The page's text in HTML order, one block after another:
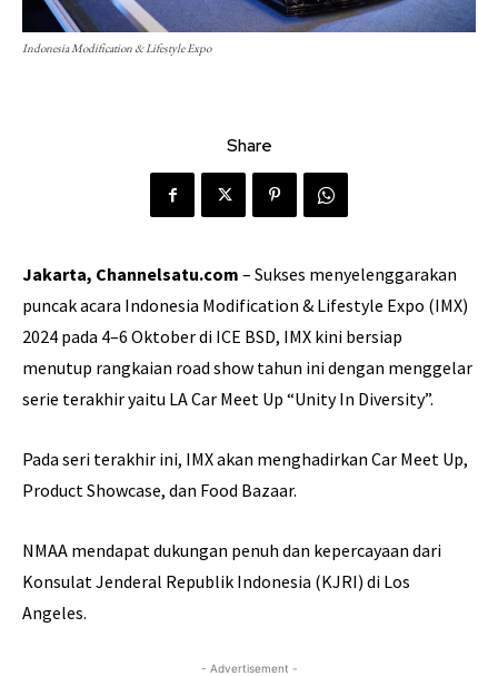
Indonesia Modification & Lifestyle Expo
Share
Jakarta, Channelsatu.com – Sukses menyelenggarakan
puncak acara Indonesia Modification & Lifestyle Expo (IMX)
2024 pada 4–6 Oktober di ICE BSD, IMX kini bersiap
menutup rangkaian road show tahun ini dengan menggelar
serie terakhir yaitu LA Car Meet Up “Unity In Diversity”.
Pada seri terakhir ini, IMX akan menghadirkan Car Meet Up,
Product Showcase, dan Food Bazaar.
NMAA mendapat dukungan penuh dan kepercayaan dari
Konsulat Jenderal Republik Indonesia (KJRI) di Los
Angeles.
- Advertisement -